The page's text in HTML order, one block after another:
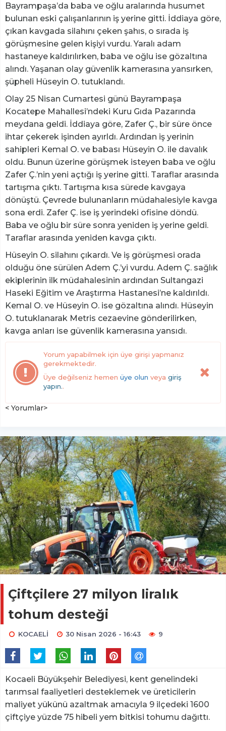
Bayrampaşa’da baba ve oğlu aralarında husumet
bulunan eski çalışanlarının iş yerine gitti. İddiaya göre,
çıkan kavgada silahını çeken şahıs, o sırada iş
görüşmesine gelen kişiyi vurdu. Yaralı adam
hastaneye kaldırılırken, baba ve oğlu ise gözaltına
alındı. Yaşanan olay güvenlik kamerasına yansırken,
şüpheli Hüseyin O. tutuklandı.
Olay 25 Nisan Cumartesi günü Bayrampaşa
Kocatepe Mahallesi’ndeki Kuru Gıda Pazarında
meydana geldi. İddiaya göre, Zafer Ç., bir süre önce
ihtar çekerek işinden ayırldı. Ardından iş yerinin
sahipleri Kemal O. ve babası Hüseyin O. ile davalık
oldu. Bunun üzerine görüşmek isteyen baba ve oğlu
Zafer Ç.’nin yeni açtığı iş yerine gitti. Taraflar arasında
tartışma çıktı. Tartışma kısa sürede kavgaya
dönüştü. Çevrede bulunanların müdahalesiyle kavga
sona erdi. Zafer Ç. ise iş yerindeki ofisine döndü.
Baba ve oğlu bir süre sonra yeniden iş yerine geldi.
Taraflar arasında yeniden kavga çıktı.
Hüseyin O. silahını çıkardı. Ve iş görüşmesi orada
olduğu öne sürülen Adem Ç.’yi vurdu. Adem Ç. sağlık
ekiplerinin ilk müdahalesinin ardından Sultangazi
Haseki Eğitim ve Araştırma Hastanesi’ne kaldırıldı.
Kemal O. ve Hüseyin O. ise gözaltına alındı. Hüseyin
O. tutuklanarak Metris cezaevine gönderilirken,
kavga anları ise güvenlik kamerasına yansıdı.
Yorum yapabilmek için üye girişi yapmanız
gerekmektedir.
Üye değilseniz hemen üye olun veya giriş
yapın..
< Yorumlar>
Çiftçilere 27 milyon liralık
tohum desteği
KOCAELİ 30 Nisan 2026 - 16:43 9
Kocaeli Büyükşehir Belediyesi, kent genelindeki
tarımsal faaliyetleri desteklemek ve üreticilerin
maliyet yükünü azaltmak amacıyla 9 ilçedeki 1600
çiftçiye yüzde 75 hibeli yem bitkisi tohumu dağıttı.